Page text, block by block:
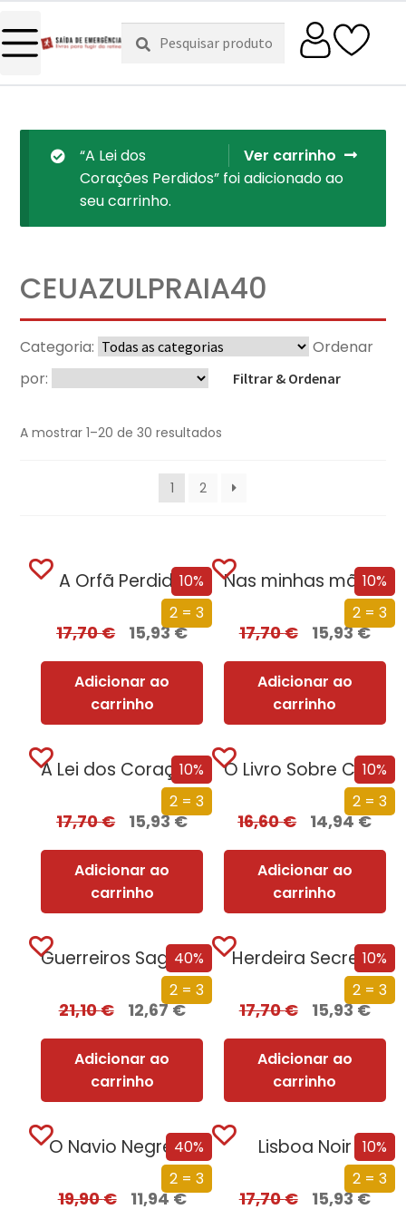
Pesquisar
por:
Pesquisa
Ver carrinho
“A Lei dos
Corações Perdidos” foi adicionado ao
seu carrinho.
CEUAZULPRAIA40
Categoria:
Ordenar
por:
Filtrar & Ordenar
A mostrar 1–20 de 30 resultados
1 2
10%
2 = 3
A Orfã Perdida
17,70€ 15,93€
Adicionar ao
carrinho
10%
2 = 3
Nas minhas mãos, a morte
17,70€ 15,93€
Adicionar ao
carrinho
10%
2 = 3
A Lei dos Corações Perdidos
17,70€ 15,93€
Adicionar ao
carrinho
10%
2 = 3
O Livro Sobre Como Enfrentar o Tabu Que Não Te Deixa Ser Quem És
16,60€ 14,94€
Adicionar ao
carrinho
40%
2 = 3
Guerreiros Sagrados
21,10€ 12,67€
Adicionar ao
carrinho
10%
2 = 3
Herdeira Secreta
17,70€ 15,93€
Adicionar ao
carrinho
40%
2 = 3
O Navio Negreiro
19,90€ 11,94€
10%
2 = 3
Lisboa Noir
17,70€ 15,93€